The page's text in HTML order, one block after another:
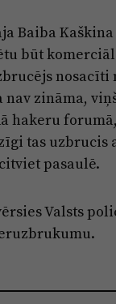
Baiba
būt
nosacīti
zināma,
hakeru
tas uzbrucis
pasaulē.
Valsts